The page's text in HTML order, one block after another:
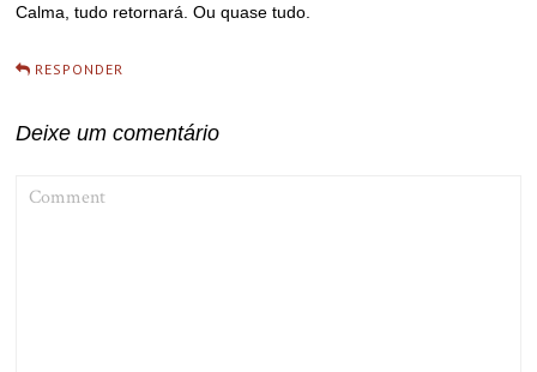
Calma, tudo retornará. Ou quase tudo.
RESPONDER
Deixe um comentário